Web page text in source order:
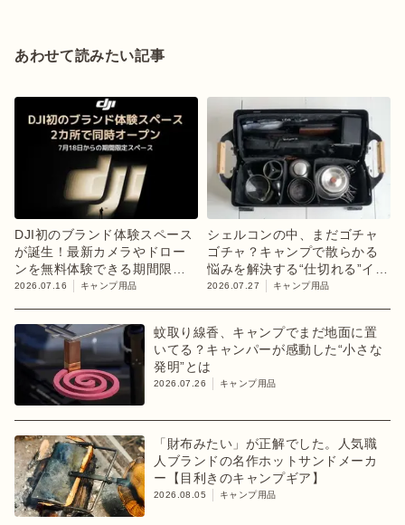
あわせて読みたい記事
DJI初のブランド体験スペース
が誕生！最新カメラやドロー
ンを無料体験できる期間限定
イベント開催
2026.07.16 キャンプ用品
シェルコンの中、まだゴチャ
ゴチャ？キャンプで散らかる
悩みを解決する“仕切れる”イン
ナーケース
2026.07.27 キャンプ用品
蚊取り線香、キャンプでまだ地面に置
いてる？キャンパーが感動した“小さな
発明”とは
2026.07.26 キャンプ用品
「財布みたい」が正解でした。人気職
人ブランドの名作ホットサンドメーカ
ー【目利きのキャンプギア】
2026.08.05 キャンプ用品